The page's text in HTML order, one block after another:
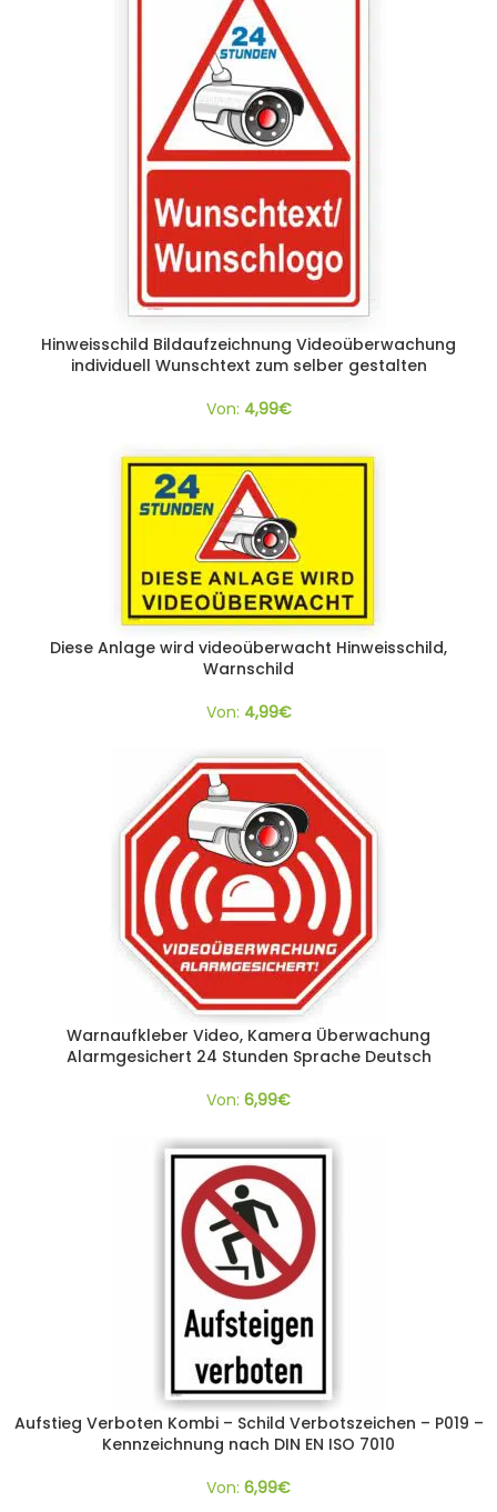
Hinweisschild Bildaufzeichnung Videoüberwachung
individuell Wunschtext zum selber gestalten
Von: 4,99€
Diese Anlage wird videoüberwacht Hinweisschild,
Warnschild
Von: 4,99€
Warnaufkleber Video, Kamera Überwachung
Alarmgesichert 24 Stunden Sprache Deutsch
Von: 6,99€
Aufstieg Verboten Kombi – Schild Verbotszeichen – P019 –
Kennzeichnung nach DIN EN ISO 7010
Von: 6,99€